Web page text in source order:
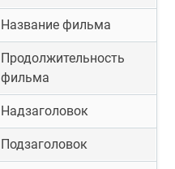
Название фильма
Продолжительность
фильма
Надзаголовок
Подзаголовок